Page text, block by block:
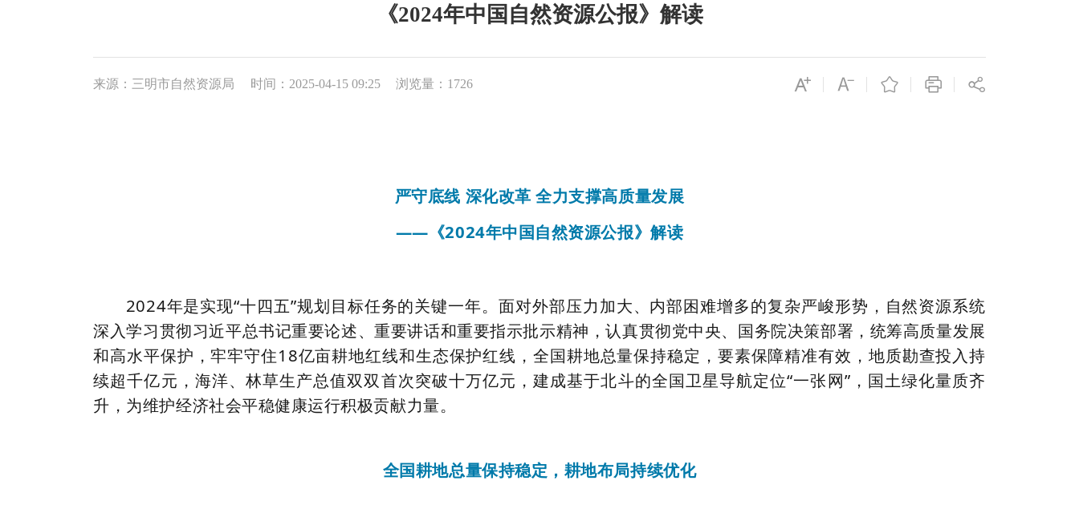
《2024年中国自然资源公报》解读
来源：三明市自然资源局 时间：2025-04-15 09:25 浏览量：1726
严守底线 深化改革 全力支撑高质量发展
——《2024年中国自然资源公报》解读
2024年是实现“十四五”规划目标任务的关键一年。面对外部压力加大、内部困难增多的复杂严峻形势，自然资源系统
深入学习贯彻习近平总书记重要论述、重要讲话和重要指示批示精神，认真贯彻党中央、国务院决策部署，统筹高质量发展
和高水平保护，牢牢守住18亿亩耕地红线和生态保护红线，全国耕地总量保持稳定，要素保障精准有效，地质勘查投入持
续超千亿元，海洋、林草生产总值双双首次突破十万亿元，建成基于北斗的全国卫星导航定位“一张网”，国土绿化量质齐
升，为维护经济社会平稳健康运行积极贡献力量。
全国耕地总量保持稳定，耕地布局持续优化